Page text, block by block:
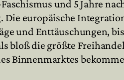
und 5 Jahre
europäische
und Enttäuschungen,
bloß die größte
Binnenmarktes